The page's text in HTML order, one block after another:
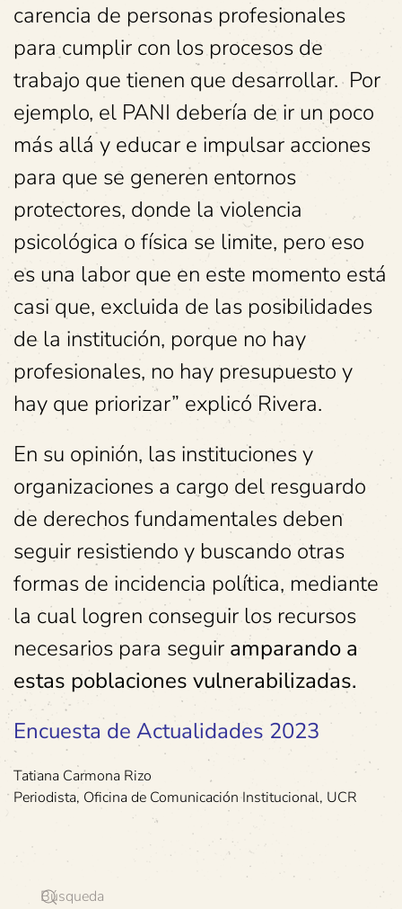
carencia de personas profesionales
para cumplir con los procesos de
trabajo que tienen que desarrollar. Por
ejemplo, el PANI debería de ir un poco
más allá y educar e impulsar acciones
para que se generen entornos
protectores, donde la violencia
psicológica o física se limite, pero eso
es una labor que en este momento está
casi que, excluida de las posibilidades
de la institución, porque no hay
profesionales, no hay presupuesto y
hay que priorizar” explicó Rivera.
En su opinión, las instituciones y
organizaciones a cargo del resguardo
de derechos fundamentales deben
seguir resistiendo y buscando otras
formas de incidencia política, mediante
la cual logren conseguir los recursos
necesarios para seguir amparando a
estas poblaciones vulnerabilizadas.
Encuesta de Actualidades 2023
Tatiana Carmona Rizo
Periodista, Oficina de Comunicación Institucional, UCR